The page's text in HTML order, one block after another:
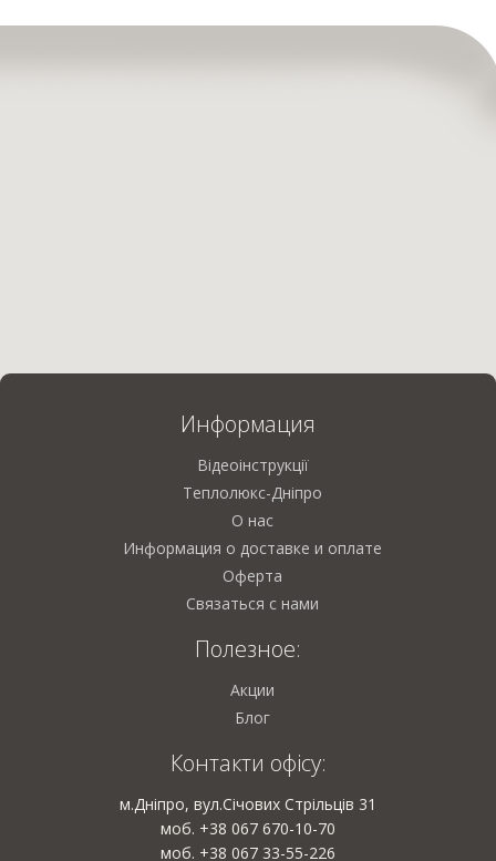
Информация
Відеоінструкції
Теплолюкс-Дніпро
О нас
Информация о доставке и оплате
Оферта
Связаться с нами
Полезное:
Акции
Блог
Контакти офісу:
м.Дніпро, вул.Січових Стрільців 31
моб. +38 067 670-10-70
моб. +38 067 33-55-226